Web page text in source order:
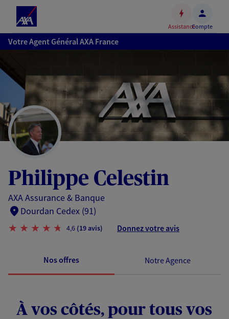
Accéder
au
Accéder
au
pied
de
page
AssistanceCompte
Votre Agent Général AXA France
Philippe Celestin
AXA Assurance & Banque
Dourdan Cedex (91)
4,6 (19 avis) Donnez votre avis
Nos offres Notre Agence
À vos côtés, pour tous vos